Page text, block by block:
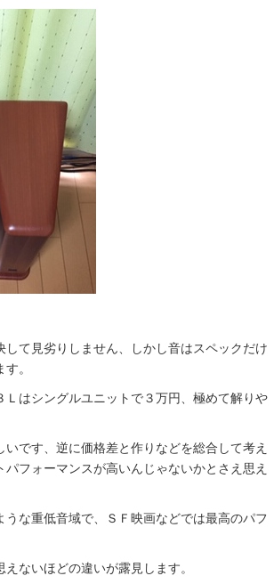
て見劣りしません、しかし音はスペックだけ
。
はシングルユニットで３万円、極めて解りや
です、逆に価格差と作りなどを総合して考え
フォーマンスが高いんじゃないかとさえ思え
な重低音域で、ＳＦ映画などでは最高のパフ
ないほどの違いが露見します。